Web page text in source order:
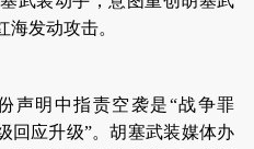
发动攻击。
明中指责空袭是“战争罪
回应升级”。胡塞武装媒体办